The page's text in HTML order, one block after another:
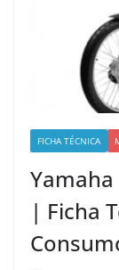
FICHA TÉCNICA
| Ficha